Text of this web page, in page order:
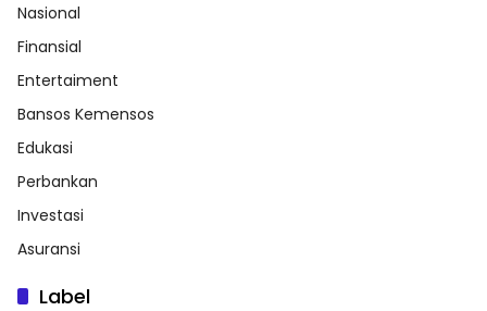
Nasional
Finansial
Entertaiment
Bansos Kemensos
Edukasi
Perbankan
Investasi
Asuransi
Label